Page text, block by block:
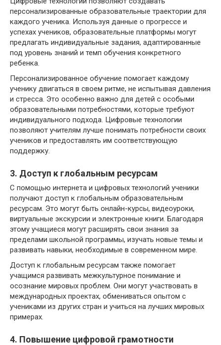
персонализированные образовательные траектории для
каждого ученика. Используя данные о прогрессе и
успехах учеников, образовательные платформы могут
предлагать индивидуальные задания, адаптированные
под уровень знаний и темп обучения конкретного
ребенка.
Персонализированное обучение помогает каждому
ученику двигаться в своем ритме, не испытывая давления
и стресса. Это особенно важно для детей с особыми
образовательными потребностями, которые требуют
индивидуального подхода. Цифровые технологии
позволяют учителям лучше понимать потребности своих
учеников и предоставлять им соответствующую
поддержку.
3. Доступ к глобальным ресурсам
С помощью интернета и цифровых технологий ученики
получают доступ к глобальным образовательным
ресурсам. Это могут быть онлайн-курсы, видеоуроки,
виртуальные экскурсии и электронные книги. Благодаря
этому учащиеся могут расширять свои знания за
пределами школьной программы, изучать новые темы и
развивать навыки, необходимые в современном мире.
Доступ к глобальным ресурсам также помогает
учащимся развивать межкультурное понимание и
осознание мировых проблем. Они могут участвовать в
международных проектах, обмениваться опытом с
учениками из других стран и учиться на лучших мировых
примерах.
4. Повышение цифровой грамотности